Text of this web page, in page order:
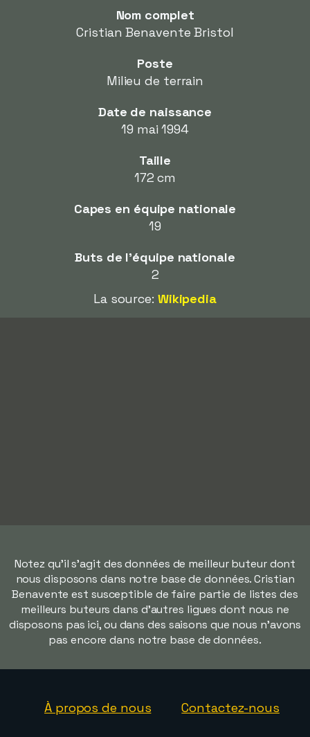
Nom complet
Cristian Benavente Bristol
Poste
Milieu de terrain
Date de naissance
19 mai 1994
Taille
172 cm
Capes en équipe nationale
19
Buts de l'équipe nationale
2
La source: Wikipedia
Notez qu'il s'agit des données de meilleur buteur dont
nous disposons dans notre base de données. Cristian
Benavente est susceptible de faire partie de listes des
meilleurs buteurs dans d'autres ligues dont nous ne
disposons pas ici, ou dans des saisons que nous n'avons
pas encore dans notre base de données.
À propos de nous Contactez-nous